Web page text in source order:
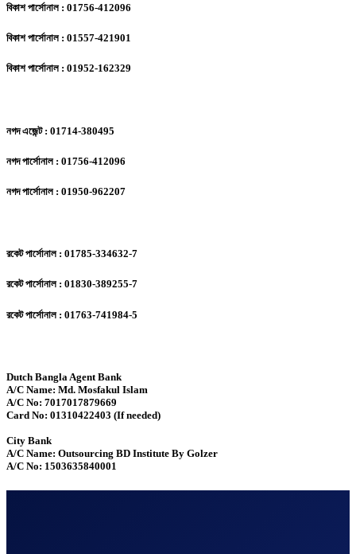
বিকাশ পার্সোনাল : 01756-412096
বিকাশ পার্সোনাল : 01557-421901
বিকাশ পার্সোনাল : 01952-162329
নগদ এজেন্ট : 01714-380495
নগদ পার্সোনাল : 01756-412096
নগদ পার্সোনাল : 01950-962207
রকেট পার্সোনাল : 01785-334632-7
রকেট পার্সোনাল : 01830-389255-7
রকেট পার্সোনাল : 01763-741984-5
Dutch Bangla Agent Bank
A/C Name: Md. Mosfakul Islam
A/C No: 7017017879669
Card No: 01310422403 (If needed)
City Bank
A/C Name: Outsourcing BD Institute By Golzer
A/C No: 1503635840001